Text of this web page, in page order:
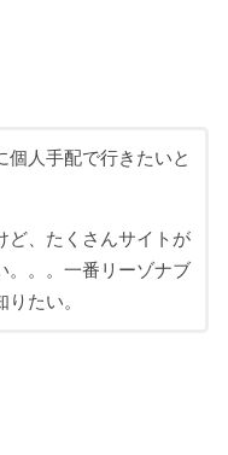
個人手配で行きたいと
ど、たくさんサイトが
。。。一番リーゾナブ
たい。